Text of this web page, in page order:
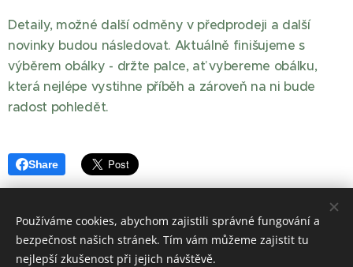
Detaily, možné další odměny v předprodeji a další
novinky budou následovat. Aktuálně finišujeme s
výběrem obálky - držte palce, ať vybereme obálku,
která nejlépe vystihne příběh a zároveň na ni bude
radost pohledět.
Share
Používáme cookies, abychom zajistili správné fungování a
bezpečnost našich stránek. Tím vám můžeme zajistit tu
nejlepší zkušenost při jejich návštěvě.